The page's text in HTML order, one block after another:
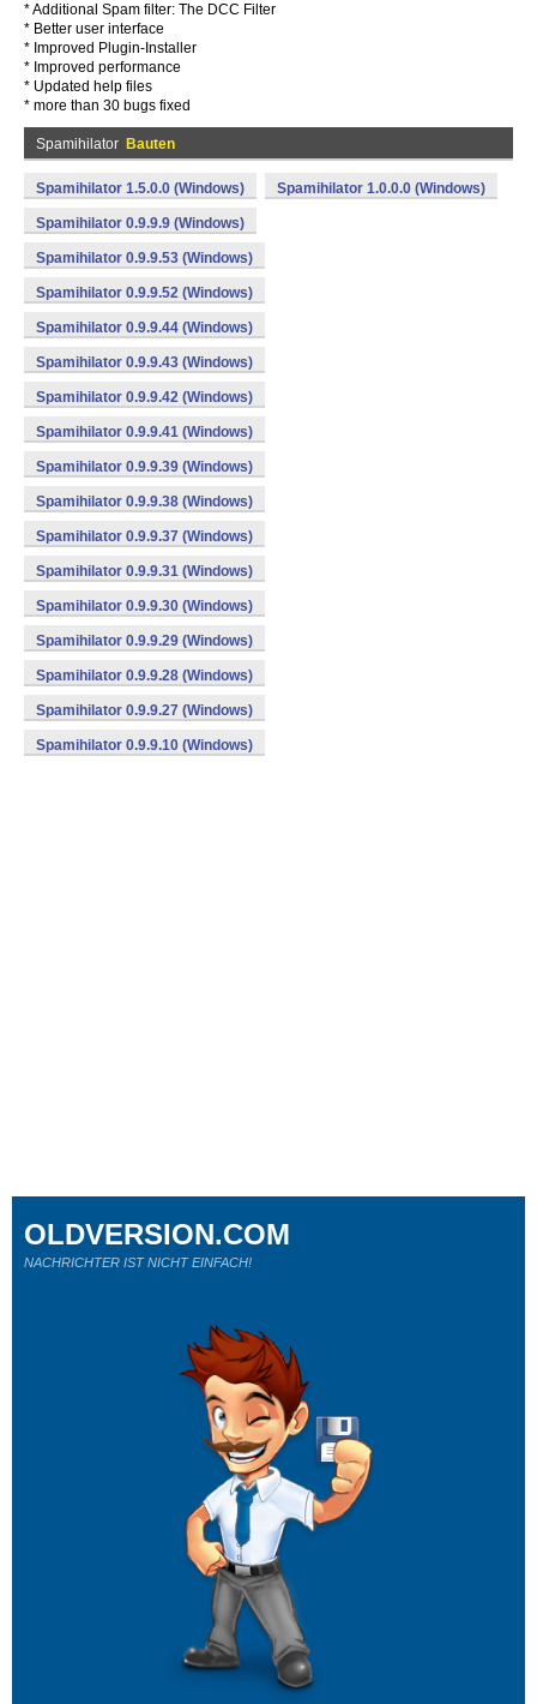
* Additional Spam filter: The DCC Filter
* Better user interface
* Improved Plugin-Installer
* Improved performance
* Updated help files
* more than 30 bugs fixed
Spamihilator Bauten
Spamihilator 1.5.0.0 (Windows) Spamihilator 1.0.0.0 (Windows)
Spamihilator 0.9.9.9 (Windows)
Spamihilator 0.9.9.53 (Windows)
Spamihilator 0.9.9.52 (Windows)
Spamihilator 0.9.9.44 (Windows)
Spamihilator 0.9.9.43 (Windows)
Spamihilator 0.9.9.42 (Windows)
Spamihilator 0.9.9.41 (Windows)
Spamihilator 0.9.9.39 (Windows)
Spamihilator 0.9.9.38 (Windows)
Spamihilator 0.9.9.37 (Windows)
Spamihilator 0.9.9.31 (Windows)
Spamihilator 0.9.9.30 (Windows)
Spamihilator 0.9.9.29 (Windows)
Spamihilator 0.9.9.28 (Windows)
Spamihilator 0.9.9.27 (Windows)
Spamihilator 0.9.9.10 (Windows)
OLDVERSION.COM
NACHRICHTER IST NICHT EINFACH!